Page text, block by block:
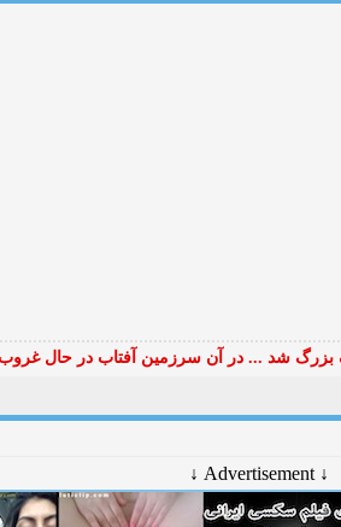
بزرگ شد ... در آن سرزمین آفتاب در حال
↓ Advertisement ↓